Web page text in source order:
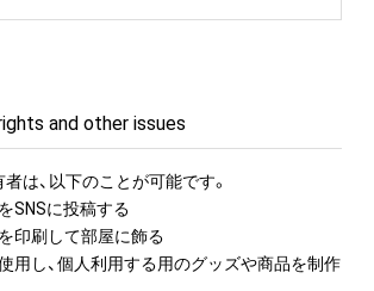
and other issues
は、以下のことが可能です。
SNSに投稿する
印刷して部屋に飾る
用し、個人利用する用のグッズや商品を制作